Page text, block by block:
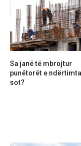
Sa janë të mbrojtur
punëtorët e
sot?